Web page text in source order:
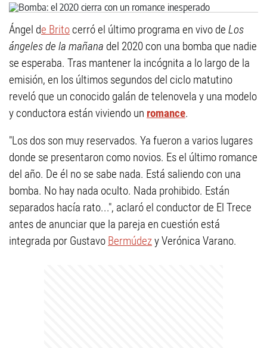
Ángel de Brito cerró el último programa en vivo de Los
ángeles de la mañana del 2020 con una bomba que nadie
se esperaba. Tras mantener la incógnita a lo largo de la
emisión, en los últimos segundos del ciclo matutino
reveló que un conocido galán de telenovela y una modelo
y conductora están viviendo un romance.
"Los dos son muy reservados. Ya fueron a varios lugares
donde se presentaron como novios. Es el último romance
del año. De él no se sabe nada. Está saliendo con una
bomba. No hay nada oculto. Nada prohibido. Están
separados hacía rato...", aclaró el conductor de El Trece
antes de anunciar que la pareja en cuestión está
integrada por Gustavo Bermúdezy Verónica Varano.